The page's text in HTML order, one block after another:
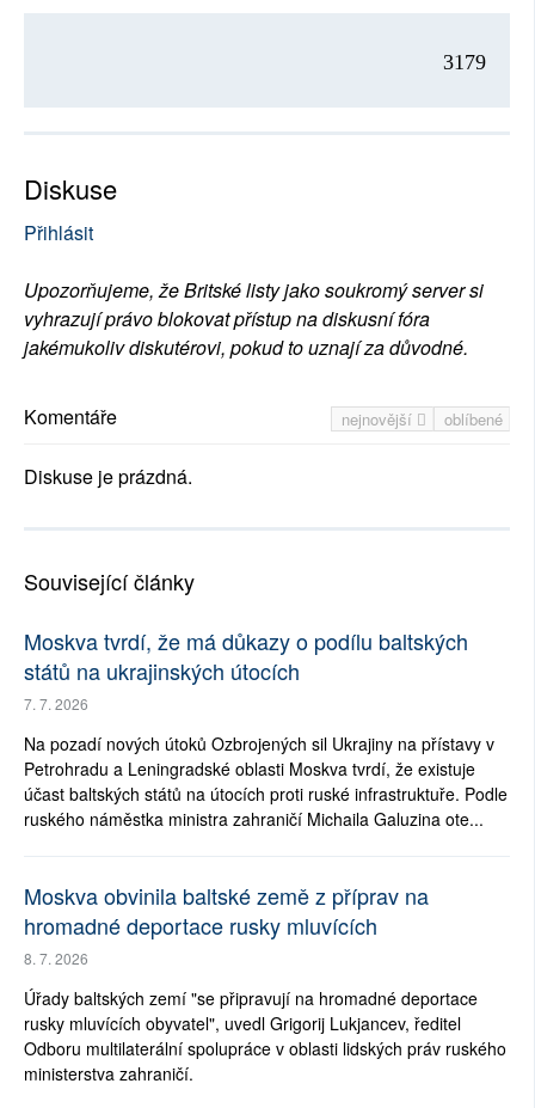
3179
Diskuse
Přihlásit
Upozorňujeme, že Britské listy jako soukromý server si
vyhrazují právo blokovat přístup na diskusní fóra
jakémukoliv diskutérovi, pokud to uznají za důvodné.
nejnovější oblíbené
Komentáře
Diskuse je prázdná.
Související články
Moskva tvrdí, že má důkazy o podílu baltských
států na ukrajinských útocích
7. 7. 2026
Na pozadí nových útoků Ozbrojených sil Ukrajiny na přístavy v
Petrohradu a Leningradské oblasti Moskva tvrdí, že existuje
účast baltských států na útocích proti ruské infrastruktuře. Podle
ruského náměstka ministra zahraničí Michaila Galuzina ote...
Moskva obvinila baltské země z příprav na
hromadné deportace rusky mluvících
8. 7. 2026
Úřady baltských zemí "se připravují na hromadné deportace
rusky mluvících obyvatel", uvedl Grigorij Lukjancev, ředitel
Odboru multilaterální spolupráce v oblasti lidských práv ruského
ministerstva zahraničí.